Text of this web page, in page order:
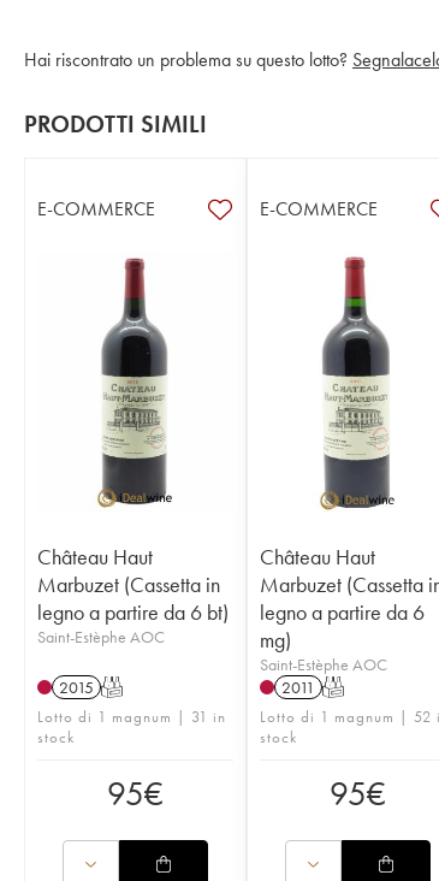
Hai riscontrato un problema su questo lotto?
PRODOTTI SIMILI
E-COMMERCE
Château Haut
Marbuzet (Cassetta in
legno a partire da 6 bt)
Saint-Estèphe AOC
2015 T
Lotto di 1 magnum | 31 in
stock
95€
E-COMMERCE
Château Haut
Marbuzet (Cassetta
legno a partire da 6
mg)
Saint-Estèphe AOC
2011 T
Lotto di 1 magnum | 52
stock
95€